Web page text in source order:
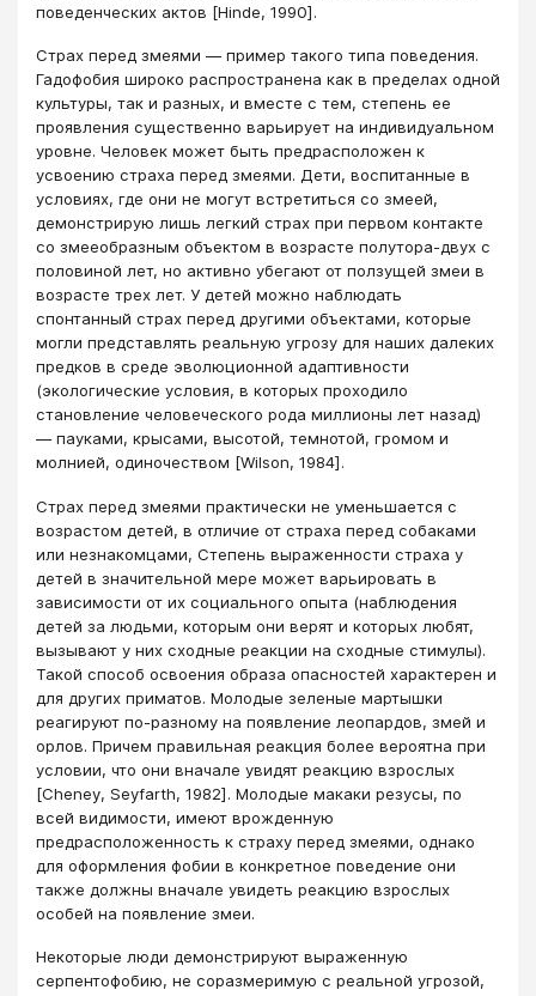
поведенческих актов [Hinde, 1990].
Страх перед змеями — пример такого типа поведения.
Гадофобия широко распространена как в пределах одной
культуры, так и разных, и вместе с тем, степень ее
проявления существенно варьирует на индивидуальном
уровне. Человек может быть предрасположен к
усвоению страха перед змеями. Дети, воспитанные в
условиях, где они не могут встретиться со змеей,
демонстрирую лишь легкий страх при первом контакте
со змееобразным объектом в возрасте полутора-двух с
половиной лет, но активно убегают от ползущей змеи в
возрасте трех лет. У детей можно наблюдать
спонтанный страх перед другими объектами, которые
могли представлять реальную угрозу для наших далеких
предков в среде эволюционной адаптивности
(экологические условия, в которых проходило
становление человеческого рода миллионы лет назад)
— пауками, крысами, высотой, темнотой, громом и
молнией, одиночеством [Wilson, 1984].
Страх перед змеями практически не уменьшается с
возрастом детей, в отличие от страха перед собаками
или незнакомцами, Степень выраженности страха у
детей в значительной мере может варьировать в
зависимости от их социального опыта (наблюдения
детей за людьми, которым они верят и которых любят,
вызывают у них сходные реакции на сходные стимулы).
Такой способ освоения образа опасностей характерен и
для других приматов. Молодые зеленые мартышки
реагируют по-разному на появление леопардов, змей и
орлов. Причем правильная реакция более вероятна при
условии, что они вначале увидят реакцию взрослых
[Cheney, Seyfarth, 1982]. Молодые макаки резусы, по
всей видимости, имеют врожденную
предрасположенность к страху перед змеями, однако
для оформления фобии в конкретное поведение они
также должны вначале увидеть реакцию взрослых
особей на появление змеи.
Некоторые люди демонстрируют выраженную
серпентофобию, не соразмеримую с реальной угрозой,